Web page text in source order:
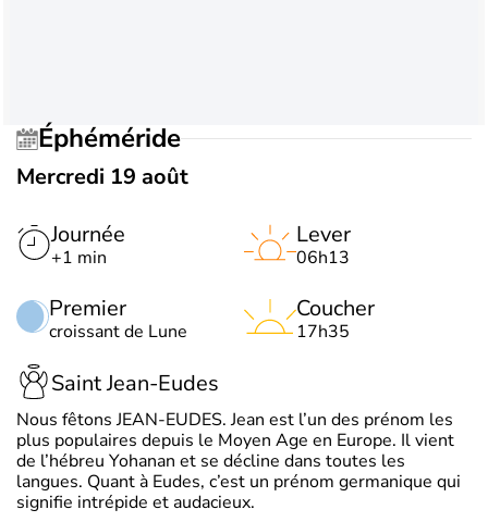
Éphéméride
Mercredi 19 août
Journée
+1 min
Premier
croissant de Lune
Lever
06h13
Coucher
17h35
Saint Jean-Eudes
Nous fêtons JEAN-EUDES. Jean est l’un des prénom les
plus populaires depuis le Moyen Age en Europe. Il vient
de l’hébreu Yohanan et se décline dans toutes les
langues. Quant à Eudes, c’est un prénom germanique qui
signifie intrépide et audacieux.